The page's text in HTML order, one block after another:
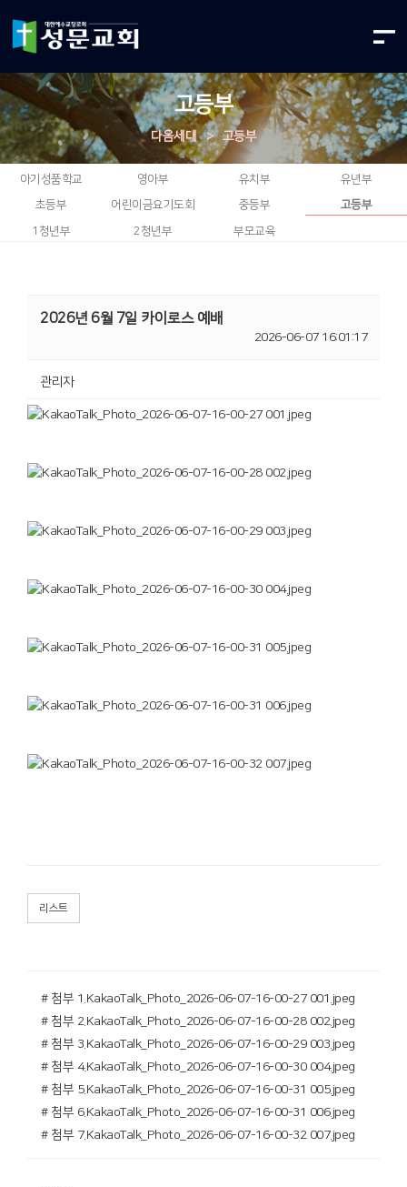
고등부
다음세대 > 고등부
아기성품학교 영아부 유치부
유년부
초등부
어린이금요기도회 중등부 고등부
1청년부 2청년부 부모교육
2026년 6월 7일 카이로스 예배
2026-06-07 16:01:17
관리자
리스트
# 첨부 1.KakaoTalk_Photo_2026-06-07-16-00-27 001.jpeg
# 첨부 2.KakaoTalk_Photo_2026-06-07-16-00-28 002.jpeg
# 첨부 3.KakaoTalk_Photo_2026-06-07-16-00-29 003.jpeg
# 첨부 4.KakaoTalk_Photo_2026-06-07-16-00-30 004.jpeg
# 첨부 5.KakaoTalk_Photo_2026-06-07-16-00-31 005.jpeg
# 첨부 6.KakaoTalk_Photo_2026-06-07-16-00-31 006.jpeg
# 첨부 7.KakaoTalk_Photo_2026-06-07-16-00-32 007.jpeg